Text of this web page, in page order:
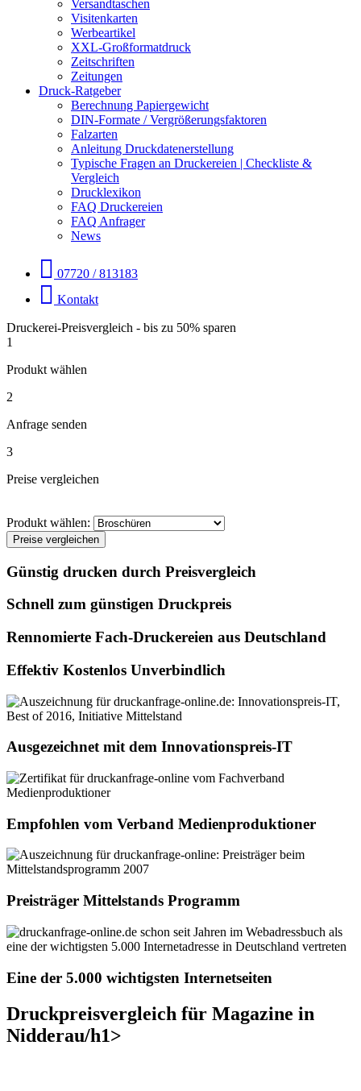
Versandtaschen
Visitenkarten
Werbeartikel
XXL-Großformatdruck
Zeitschriften
Zeitungen
Druck-Ratgeber
Berechnung Papiergewicht
DIN-Formate / Vergrößerungsfaktoren
Falzarten
Anleitung Druckdatenerstellung
Typische Fragen an Druckereien | Checkliste &
Vergleich
Drucklexikon
FAQ Druckereien
FAQ Anfrager
News
07720 / 813183
Kontakt
Druckerei-Preisvergleich - bis zu 50% sparen
1
Produkt wählen
2
Anfrage senden
3
Preise vergleichen
Produkt wählen:
Preise vergleichen
Günstig drucken durch Preisvergleich
Schnell zum günstigen Druckpreis
Rennomierte Fach-Druckereien aus Deutschland
Effektiv Kostenlos Unverbindlich
Ausgezeichnet mit dem Innovationspreis-IT
Empfohlen vom Verband Medienproduktioner
Preisträger Mittelstands Programm
Eine der 5.000 wichtigsten Internetseiten
Druckpreisvergleich für Magazine in
Nidderau/h1>